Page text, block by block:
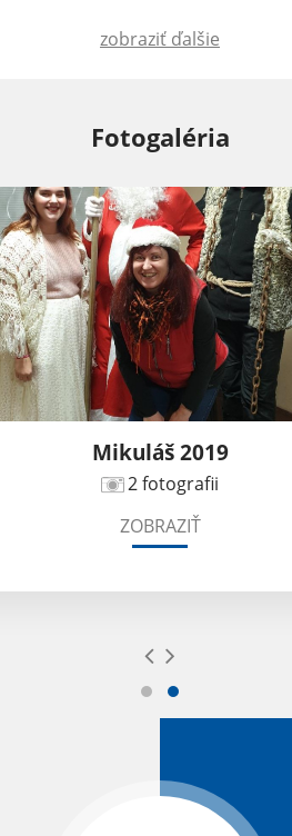
zobraziť ďalšie
Fotogaléria
Mikuláš 2019
2 fotografii
ZOBRAZIŤ